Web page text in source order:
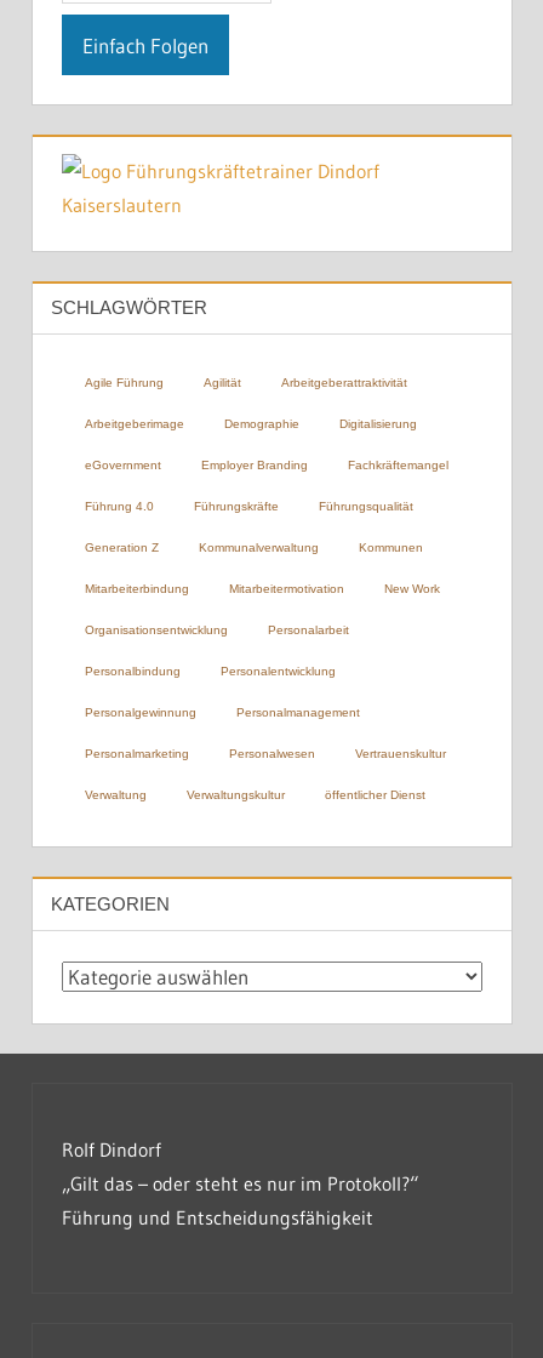
SCHLAGWÖRTER
Agile Führung Agilität Arbeitgeberattraktivität
Arbeitgeberimage Demographie Digitalisierung
eGovernment Employer Branding Fachkräftemangel
Führung 4.0 Führungskräfte Führungsqualität
Generation Z Kommunalverwaltung Kommunen
Mitarbeiterbindung Mitarbeitermotivation New Work
Organisationsentwicklung Personalarbeit
Personalbindung Personalentwicklung
Personalgewinnung Personalmanagement
Personalmarketing Personalwesen Vertrauenskultur
Verwaltung Verwaltungskultur öffentlicher Dienst
KATEGORIEN
Kategorien
Rolf Dindorf
„Gilt das – oder steht es nur im Protokoll?“
Führung und Entscheidungsfähigkeit